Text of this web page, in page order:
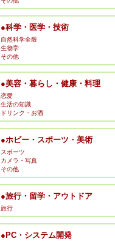
●科学・医学・技術
自然科学全般
生物学
その他
●美容・暮らし・健康・料理
恋愛
生活の知識
ドリンク・お酒
●ホビー・スポーツ・美術
スポーツ
カメラ・写真
その他
●旅行・留学・アウトドア
旅行
●PC・システム開発